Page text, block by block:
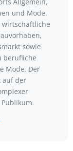
und Mode.
wirtschaftliche
sowie
berufliche
Mode. Der
auf der